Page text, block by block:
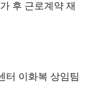
후 근로계약 재
터 이화복 상임팀